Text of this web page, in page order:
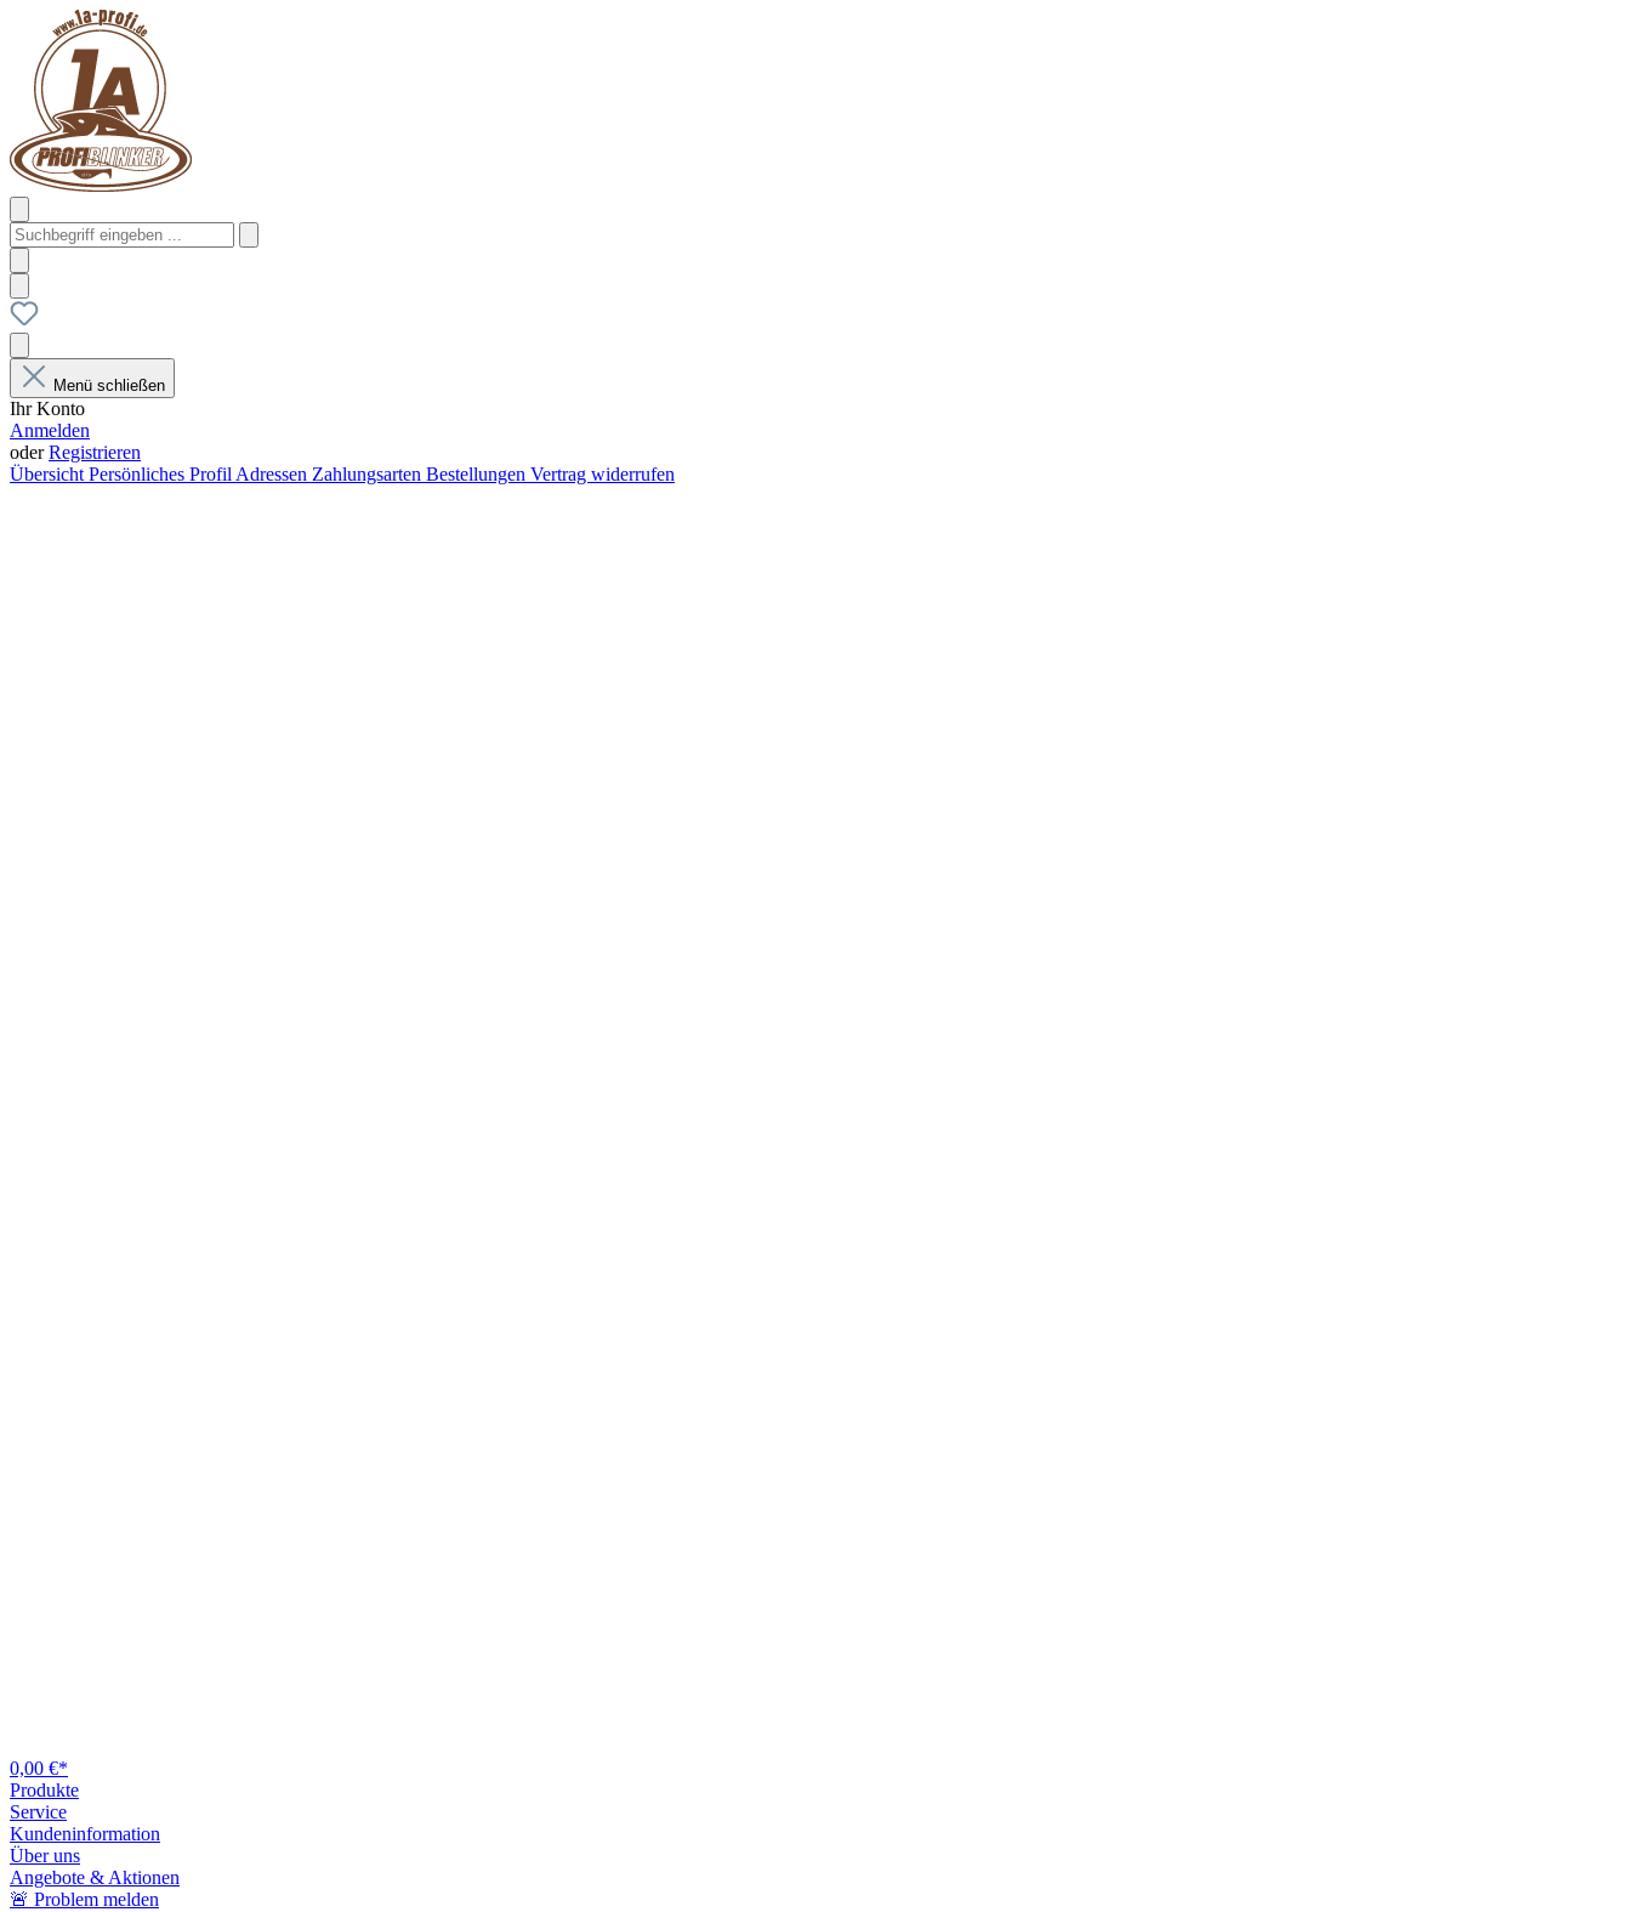
Menü schließen
Ihr Konto
Anmelden
oderRegistrieren
Übersicht Persönliches Profil Adressen Zahlungsarten Bestellungen Vertrag widerrufen
0,00 €*
Produkte
Service
Kundeninformation
Über uns
Angebote & Aktionen
🚨 Problem melden